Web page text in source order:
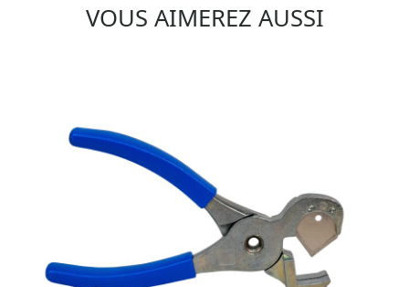
VOUS AIMEREZ AUSSI